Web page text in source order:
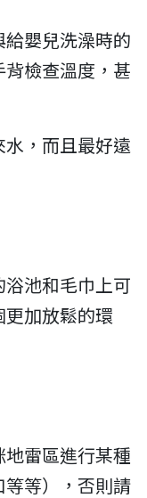
嬰兒洗澡時的
檢查溫度，甚
，而且最好遠
池和毛巾上可
加放鬆的環
雷區進行某種
等），否則請